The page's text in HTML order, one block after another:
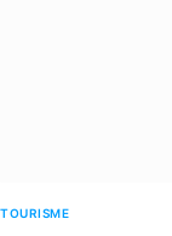
TOURISME